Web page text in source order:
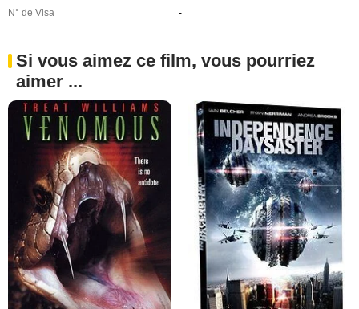
N° de Visa
-
Si vous aimez ce film, vous pourriez
aimer ...